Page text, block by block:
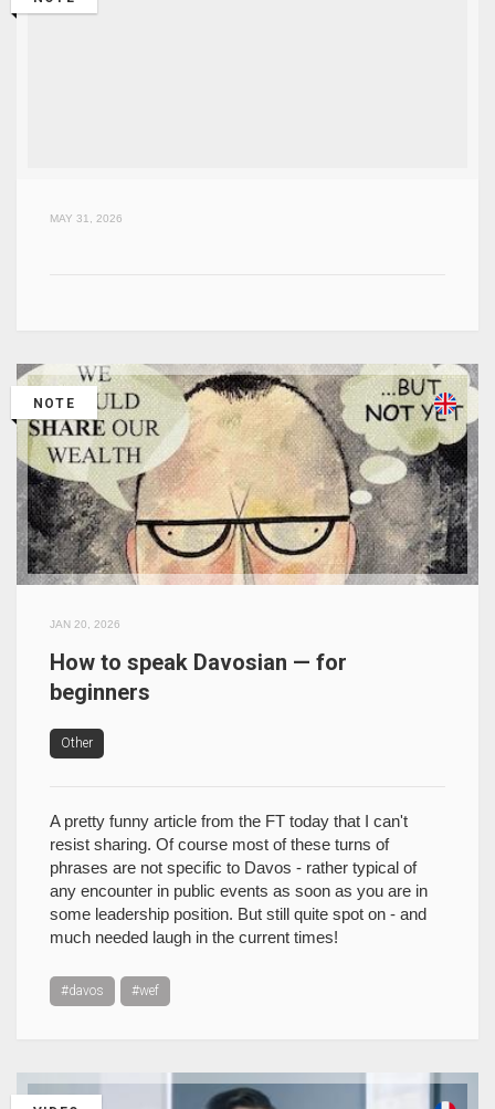
MAY 31, 2026
NOTE
JAN 20, 2026
How to speak Davosian — for
beginners
Other
A pretty funny article from the FT today that I can't
resist sharing. Of course most of these turns of
phrases are not specific to Davos - rather typical of
any encounter in public events as soon as you are in
some leadership position. But still quite spot on - and
much needed laugh in the current times!
#davos #wef